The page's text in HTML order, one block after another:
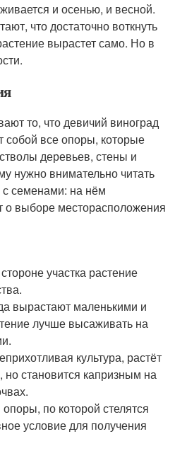
и осенью, и весной.
что достаточно воткнуть
вырастет само. Но в
то, что девичий виноград
собой все опоры, которые
деревьев, стены и
нужно внимательно читать
семенами: на нём
о выборе месторасположения
участка растение
вырастают маленькими и
лучше высаживать на
культура, растёт
но становится капризным на
по которой стелятся
условие для получения